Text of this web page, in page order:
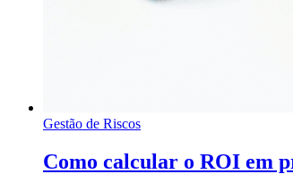
Gestão de Riscos
Como calcular o ROI em